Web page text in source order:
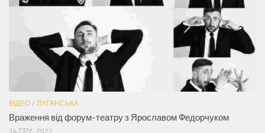
ВІДЕО / ЛУГАНСЬКА
Враження від форум-театру з Ярославом Федорчуком
14 ГРУ, 2022